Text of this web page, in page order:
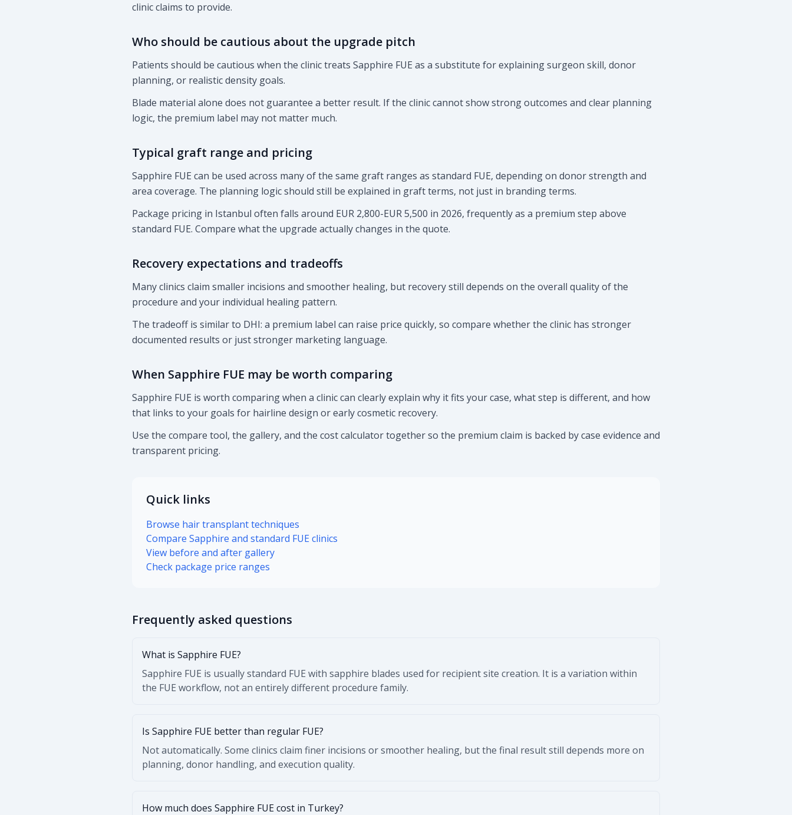
clinic claims to provide.
Who should be cautious about the upgrade pitch
Patients should be cautious when the clinic treats Sapphire FUE as a substitute for explaining surgeon skill, donor
planning, or realistic density goals.
Blade material alone does not guarantee a better result. If the clinic cannot show strong outcomes and clear planning
logic, the premium label may not matter much.
Typical graft range and pricing
Sapphire FUE can be used across many of the same graft ranges as standard FUE, depending on donor strength and
area coverage. The planning logic should still be explained in graft terms, not just in branding terms.
Package pricing in Istanbul often falls around EUR 2,800-EUR 5,500 in 2026, frequently as a premium step above
standard FUE. Compare what the upgrade actually changes in the quote.
Recovery expectations and tradeoffs
Many clinics claim smaller incisions and smoother healing, but recovery still depends on the overall quality of the
procedure and your individual healing pattern.
The tradeoff is similar to DHI: a premium label can raise price quickly, so compare whether the clinic has stronger
documented results or just stronger marketing language.
When Sapphire FUE may be worth comparing
Sapphire FUE is worth comparing when a clinic can clearly explain why it fits your case, what step is different, and how
that links to your goals for hairline design or early cosmetic recovery.
Use the compare tool, the gallery, and the cost calculator together so the premium claim is backed by case evidence and
transparent pricing.
Quick links
Browse hair transplant techniques
Compare Sapphire and standard FUE clinics
View before and after gallery
Check package price ranges
Frequently asked questions
What is Sapphire FUE?
Sapphire FUE is usually standard FUE with sapphire blades used for recipient site creation. It is a variation within
the FUE workflow, not an entirely different procedure family.
Is Sapphire FUE better than regular FUE?
Not automatically. Some clinics claim finer incisions or smoother healing, but the final result still depends more on
planning, donor handling, and execution quality.
How much does Sapphire FUE cost in Turkey?